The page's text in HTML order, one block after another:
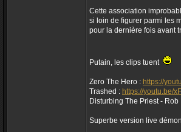
Cette association
si loin de figurer parmi les
pour la dernière fois avant
Putain, les clips tuent
Zero The Hero : https://
Trashed : https://youtu.be/
Disturbing The Priest -
Superbe version live